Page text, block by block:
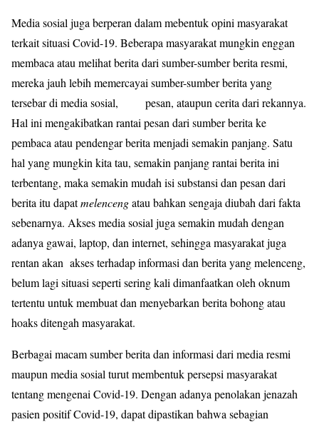
Media sosial juga berperan dalam mebentuk opini masyarakat
terkait situasi Covid-19. Beberapa masyarakat mungkin enggan
membaca atau melihat berita dari sumber-sumber berita resmi,
mereka jauh lebih memercayai sumber-sumber berita yang
tersebar di media sosial, pesan, ataupun cerita dari rekannya.
Hal ini mengakibatkan rantai pesan dari sumber berita ke
pembaca atau pendengar berita menjadi semakin panjang. Satu
hal yang mungkin kita tau, semakin panjang rantai berita ini
terbentang, maka semakin mudah isi substansi dan pesan dari
berita itu dapatmelencengatau bahkan sengaja diubah dari fakta
sebenarnya. Akses media sosial juga semakin mudah dengan
adanya gawai, laptop, dan internet, sehingga masyarakat juga
rentan akan akses terhadap informasi dan berita yang melenceng,
belum lagi situasi seperti sering kali dimanfaatkan oleh oknum
tertentu untuk membuat dan menyebarkan berita bohong atau
hoaks ditengah masyarakat.
Berbagai macam sumber berita dan informasi dari media resmi
maupun media sosial turut membentuk persepsi masyarakat
tentang mengenai Covid-19. Dengan adanya penolakan jenazah
pasien positif Covid-19, dapat dipastikan bahwa sebagian